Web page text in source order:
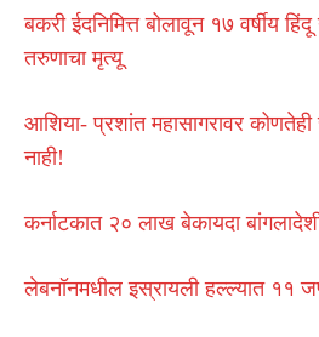
बकरी ईदनिमित्त बोलावून १७ वर्षीय
तरुणाचा मृत्यू
आशिया- प्रशांत महासागरावर
नाही!
कर्नाटकात २० लाख बेकायदा
लेबनॉनमधील इस्रायली हल्ल्यात ११